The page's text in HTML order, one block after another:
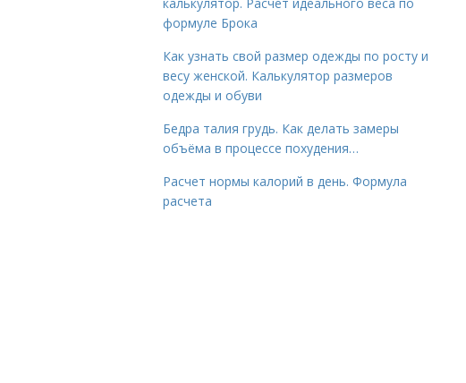
формуле Брока
Как узнать свой размер одежды по росту и
весу женской. Калькулятор размеров
одежды и обуви
Бедра талия грудь. Как делать замеры
объёма в процессе похудения…
Расчет нормы калорий в день. Формула
расчета